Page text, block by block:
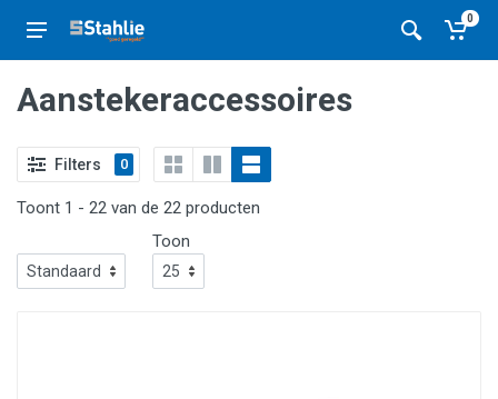
0
Aanstekeraccessoires
Filters 0
Toont 1 - 22 van de 22 producten
Toon